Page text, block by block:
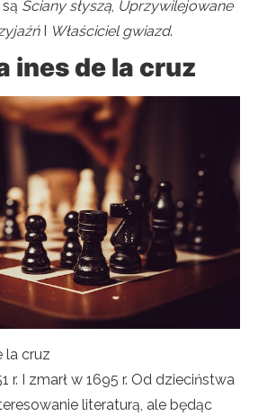
Ściany słyszą, Uprzywilejowane
I Właściciel gwiazd.
ines de la cruz
la cruz
r. I zmarł w 1695 r. Od dzieciństwa
literaturą, ale będąc